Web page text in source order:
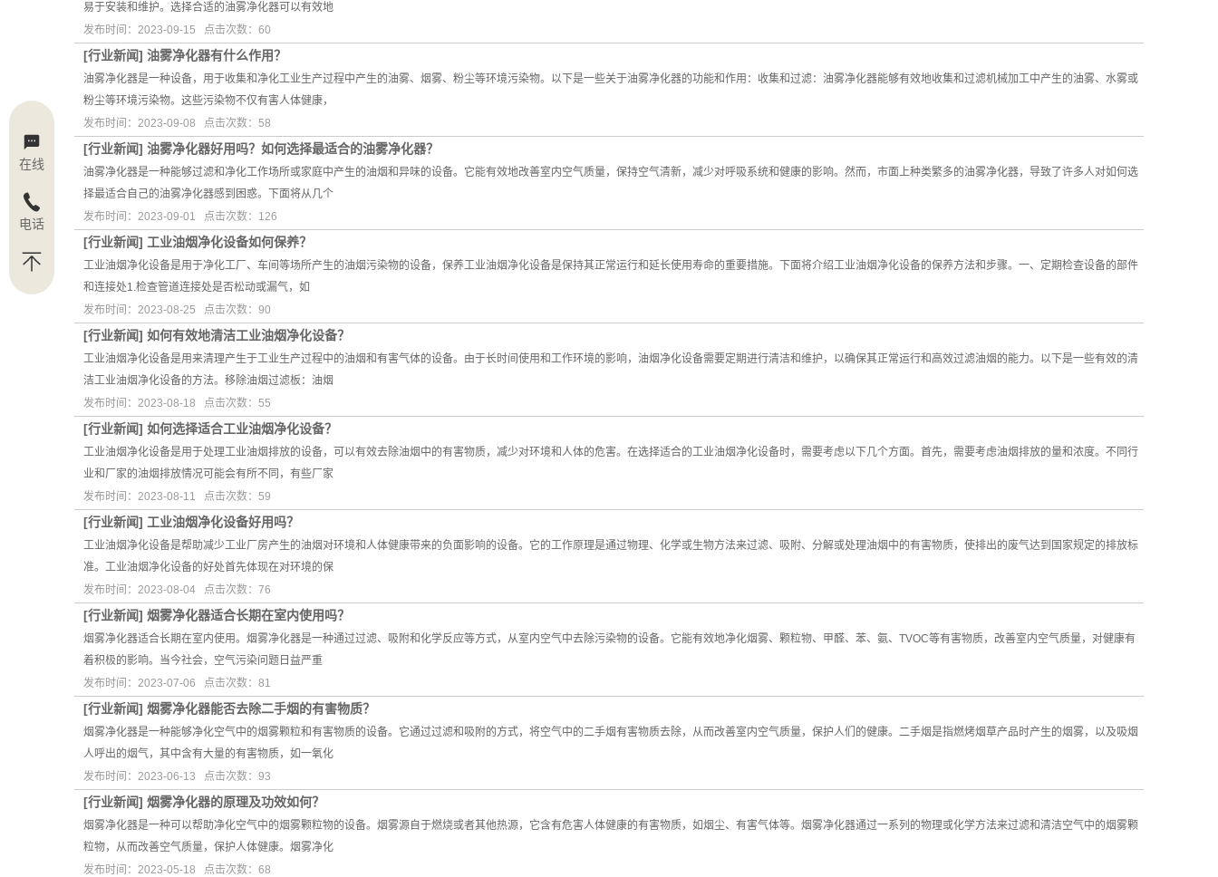
易于安装和维护。选择合适的油雾净化器可以有效地
发布时间：2023-09-15 点击次数：60
[行业新闻] 油雾净化器有什么作用？
油雾净化器是一种设备，用于收集和净化工业生产过程中产生的油雾、烟雾、粉尘等环境污染物。以下是一些关于油雾净化器的功能和作用：收集和过滤：油雾净化器能够有效地收集和过滤机械加工中产生的油雾、水雾或
粉尘等环境污染物。这些污染物不仅有害人体健康，
发布时间：2023-09-08 点击次数：58
[行业新闻] 油雾净化器好用吗？如何选择最适合的油雾净化器？
油雾净化器是一种能够过滤和净化工作场所或家庭中产生的油烟和异味的设备。它能有效地改善室内空气质量，保持空气清新，减少对呼吸系统和健康的影响。然而，市面上种类繁多的油雾净化器，导致了许多人对如何选
择最适合自己的油雾净化器感到困惑。下面将从几个
发布时间：2023-09-01 点击次数：126
[行业新闻] 工业油烟净化设备如何保养？
工业油烟净化设备是用于净化工厂、车间等场所产生的油烟污染物的设备，保养工业油烟净化设备是保持其正常运行和延长使用寿命的重要措施。下面将介绍工业油烟净化设备的保养方法和步骤。一、定期检查设备的部件
和连接处1.检查管道连接处是否松动或漏气，如
发布时间：2023-08-25 点击次数：90
[行业新闻] 如何有效地清洁工业油烟净化设备？
工业油烟净化设备是用来清理产生于工业生产过程中的油烟和有害气体的设备。由于长时间使用和工作环境的影响，油烟净化设备需要定期进行清洁和维护，以确保其正常运行和高效过滤油烟的能力。以下是一些有效的清
洁工业油烟净化设备的方法。移除油烟过滤板：油烟
发布时间：2023-08-18 点击次数：55
[行业新闻] 如何选择适合工业油烟净化设备？
工业油烟净化设备是用于处理工业油烟排放的设备，可以有效去除油烟中的有害物质，减少对环境和人体的危害。在选择适合的工业油烟净化设备时，需要考虑以下几个方面。首先，需要考虑油烟排放的量和浓度。不同行
业和厂家的油烟排放情况可能会有所不同，有些厂家
发布时间：2023-08-11 点击次数：59
[行业新闻] 工业油烟净化设备好用吗？
工业油烟净化设备是帮助减少工业厂房产生的油烟对环境和人体健康带来的负面影响的设备。它的工作原理是通过物理、化学或生物方法来过滤、吸附、分解或处理油烟中的有害物质，使排出的废气达到国家规定的排放标
准。工业油烟净化设备的好处首先体现在对环境的保
发布时间：2023-08-04 点击次数：76
[行业新闻] 烟雾净化器适合长期在室内使用吗？
烟雾净化器适合长期在室内使用。烟雾净化器是一种通过过滤、吸附和化学反应等方式，从室内空气中去除污染物的设备。它能有效地净化烟雾、颗粒物、甲醛、苯、氨、TVOC等有害物质，改善室内空气质量，对健康有
着积极的影响。当今社会，空气污染问题日益严重
发布时间：2023-07-06 点击次数：81
[行业新闻] 烟雾净化器能否去除二手烟的有害物质？
烟雾净化器是一种能够净化空气中的烟雾颗粒和有害物质的设备。它通过过滤和吸附的方式，将空气中的二手烟有害物质去除，从而改善室内空气质量，保护人们的健康。二手烟是指燃烤烟草产品时产生的烟雾，以及吸烟
人呼出的烟气，其中含有大量的有害物质，如一氧化
发布时间：2023-06-13 点击次数：93
[行业新闻] 烟雾净化器的原理及功效如何？
烟雾净化器是一种可以帮助净化空气中的烟雾颗粒物的设备。烟雾源自于燃烧或者其他热源，它含有危害人体健康的有害物质，如烟尘、有害气体等。烟雾净化器通过一系列的物理或化学方法来过滤和清洁空气中的烟雾颗
粒物，从而改善空气质量，保护人体健康。烟雾净化
发布时间：2023-05-18 点击次数：68
在线
电话